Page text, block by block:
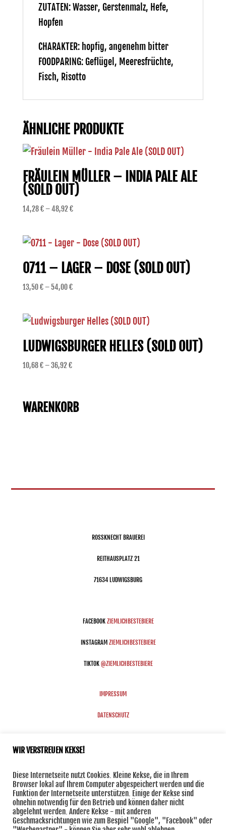
ZUTATEN: Wasser, Gerstenmalz, Hefe,
Hopfen
CHARAKTER: hopfig, angenehm bitter
FOODPARING: Geflügel, Meeresfrüchte,
Fisch, Risotto
ÄHNLICHE PRODUKTE
FRÄULEIN MÜLLER – INDIA PALE ALE
(SOLD OUT)
14,28€ –48,92€Preisspanne:
48,92 €
0711 – LAGER – DOSE (SOLD OUT)
13,50€ – 54,00€Preisspanne:
54,00 €
LUDWIGSBURGER HELLES (SOLD OUT)
10,68€ –36,92€Preisspanne:
36,92 €
WARENKORB
ROSSKNECHT BRAUEREI
REITHAUSPLATZ 21
71634 LUDWIGSBURG
FACEBOOK ZIEMLICHBESTEBIERE
INSTAGRAM ZIEMLICHBESTEBIERE
TIKTOK @ZIEMLICHBESTEBIERE
IMPRESSUM
DATENSCHUTZ
WIR VERSTREUEN KEKSE!
Diese Internetseite nutzt Cookies. Kleine Kekse, die in Ihrem
Browser lokal auf Ihrem Computer abgespeichert werden und die
Funktion der Internetseite unterstützen. Einige der Kekse sind
ohnehin notwendig für den Betrieb und können daher nicht
abgelehnt werden. Andere Kekse - mit anderen
Geschmacksrichtungen wie zum Bespiel "Google", "Facebook" oder